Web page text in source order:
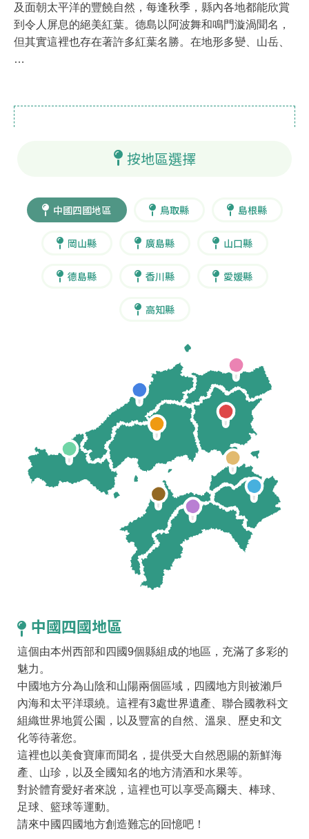
及面朝太平洋的豐饒自然，每逢秋季，縣內各地都能欣賞
到令人屏息的絕美紅葉。德島以阿波舞和鳴門漩渦聞名，
但其實這裡也存在著許多紅葉名勝。在地形多變、山岳、
…
按地區選擇
中國四國地區 鳥取縣 島根縣
岡山縣 廣島縣 山口縣
德島縣 香川縣 愛媛縣
高知縣
中國四國地區
這個由本州西部和四國9個縣組成的地區，充滿了多彩的
魅力。
中國地方分為山陰和山陽兩個區域，四國地方則被瀨戶
內海和太平洋環繞。這裡有3處世界遺產、聯合國教科文
組織世界地質公園，以及豐富的自然、溫泉、歷史和文
化等待著您。
這裡也以美食寶庫而聞名，提供受大自然恩賜的新鮮海
產、山珍，以及全國知名的地方清酒和水果等。
對於體育愛好者來說，這裡也可以享受高爾夫、棒球、
足球、籃球等運動。
請來中國四國地方創造難忘的回憶吧！